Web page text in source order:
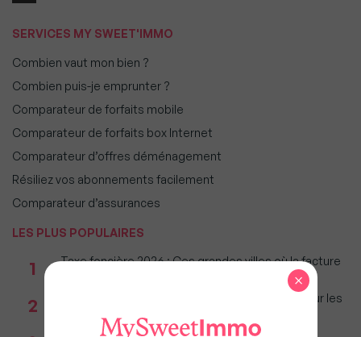
SERVICES MY SWEET'IMMO
Combien vaut mon bien ?
Combien puis-je emprunter ?
Comparateur de forfaits mobile
Comparateur de forfaits box Internet
Comparateur d’offres déménagement
Résiliez vos abonnements facilement
Comparateur d’assurances
LES PLUS POPULAIRES
1
Taxe foncière 2026 : Ces grandes villes où la facture
2
Immobilier : Ce que l’AI Act change vraiment pour les
×